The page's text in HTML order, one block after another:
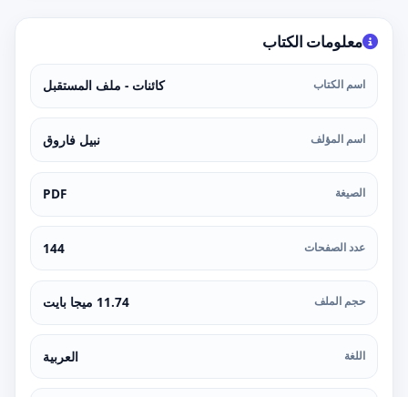
معلومات الكتاب
اسم الكتاب كائنات - ملف المستقبل
اسم المؤلف نبيل فاروق
الصيغة PDF
عدد الصفحات 144
حجم الملف 11.74 ميجا بايت
اللغة العربية